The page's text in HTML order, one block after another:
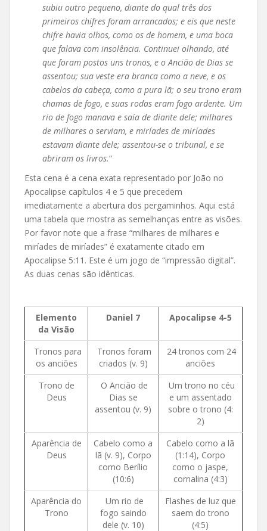
subiu outro pequeno, diante do qual três dos
primeiros chifres foram arrancados; e eis que neste
chifre havia olhos, como os de homem, e uma boca
que falava com insolência. Continuei olhando, até
que foram postos uns tronos, e o Ancião de Dias se
assentou; sua veste era branca como a neve, e os
cabelos da cabeça, como a pura lã; o seu trono eram
chamas de fogo, e suas rodas eram fogo ardente. Um
rio de fogo manava e saía de diante dele; milhares
de milhares o serviam, e miríades de miríades
estavam diante dele; assentou-se o tribunal, e se
abriram os livros.“
Esta cena é a cena exata representado por João no
Apocalipse capítulos 4 e 5 que precedem
imediatamente a abertura dos pergaminhos. Aqui está
uma tabela que mostra as semelhanças entre as visões.
Por favor note que a frase “milhares de milhares e
miríades de miríades” é exatamente citado em
Apocalipse 5:11. Este é um jogo de “impressão digital”.
As duas cenas são idênticas.
Elemento
da Visão
Daniel 7 Apocalipse 4-5
Tronos para
os anciões
Tronos foram
criados (v. 9)
24 tronos com 24
anciões
Trono de
Deus
O Ancião de
Dias se
assentou (v. 9)
Um trono no céu
e um assentado
sobre o trono (4:
2)
Aparência de
Deus
Cabelo como a
lã (v. 9), Corpo
como Berílio
(10:6)
Cabelo como a lã
(1:14), Corpo
como o jaspe,
cornalina (4:3)
Aparência do
Trono
Um rio de
fogo saindo
dele (v. 10)
Flashes de luz que
saem do trono
(4:5)